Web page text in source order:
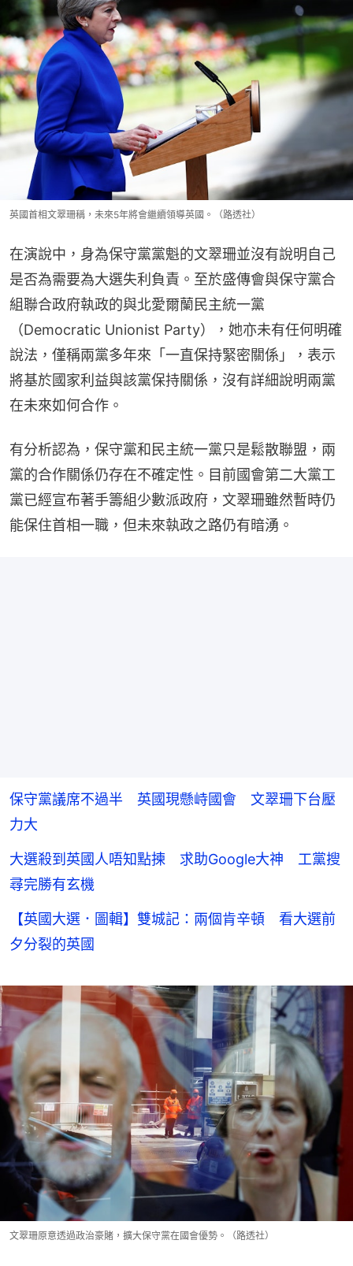
英國首相文翠珊稱，未來5年將會繼續領導英國。（路透社）
在演說中，身為保守黨黨魁的文翠珊並沒有說明自己
是否為需要為大選失利負責。至於盛傳會與保守黨合
組聯合政府執政的與北愛爾蘭民主統一黨
（Democratic Unionist Party），她亦未有任何明確
說法，僅稱兩黨多年來「一直保持緊密關係」，表示
將基於國家利益與該黨保持關係，沒有詳細說明兩黨
在未來如何合作。
有分析認為，保守黨和民主統一黨只是鬆散聯盟，兩
黨的合作關係仍存在不確定性。目前國會第二大黨工
黨已經宣布著手籌組少數派政府，文翠珊雖然暫時仍
能保住首相一職，但未來執政之路仍有暗湧。
保守黨議席不過半 英國現懸峙國會 文翠珊下台壓
力大
大選殺到英國人唔知點揀 求助Google大神 工黨搜
尋完勝有玄機
【英國大選．圖輯】雙城記：兩個肯辛頓 看大選前
夕分裂的英國
文翠珊原意透過政治豪賭，擴大保守黨在國會優勢。（路透社）